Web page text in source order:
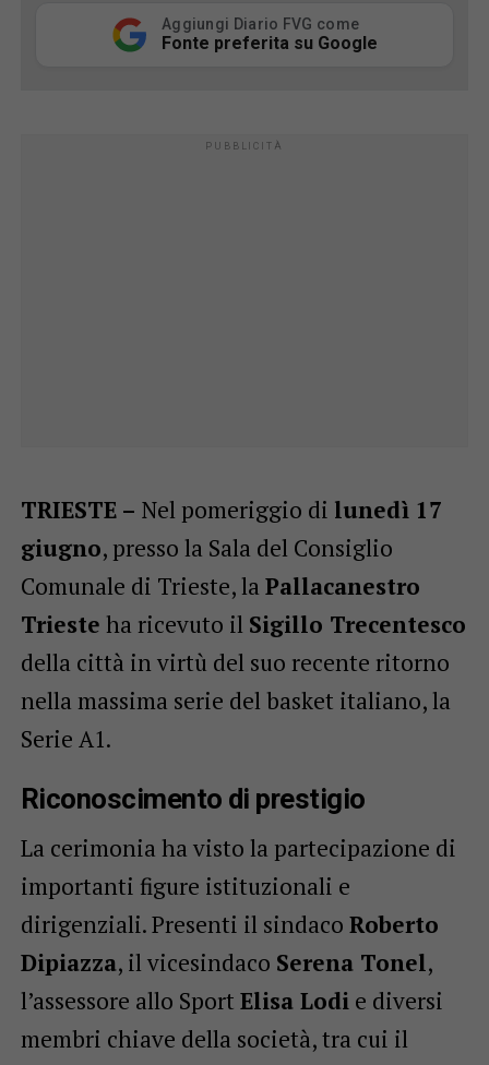
Aggiungi Diario FVG come
Fonte preferita su Google
TRIESTE – Nel pomeriggio di lunedì 17
giugno, presso la Sala del Consiglio
Comunale di Trieste, la Pallacanestro
Trieste ha ricevuto il Sigillo Trecentesco
della città in virtù del suo recente ritorno
nella massima serie del basket italiano, la
Serie A1.
Riconoscimento di prestigio
La cerimonia ha visto la partecipazione di
importanti figure istituzionali e
dirigenziali. Presenti il sindaco Roberto
Dipiazza, il vicesindaco Serena Tonel,
l’assessore allo Sport Elisa Lodie diversi
membri chiave della società, tra cui il